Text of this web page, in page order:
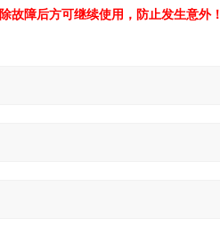
故障后方可继续使用，防止发生意外！